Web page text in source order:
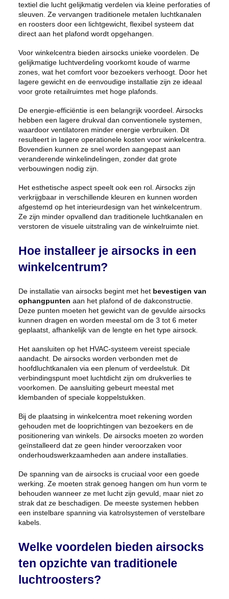
textiel die lucht gelijkmatig verdelen via kleine perforaties of
sleuven. Ze vervangen traditionele metalen luchtkanalen
en roosters door een lichtgewicht, flexibel systeem dat
direct aan het plafond wordt opgehangen.
Voor winkelcentra bieden airsocks unieke voordelen. De
gelijkmatige luchtverdeling voorkomt koude of warme
zones, wat het comfort voor bezoekers verhoogt. Door het
lagere gewicht en de eenvoudige installatie zijn ze ideaal
voor grote retailruimtes met hoge plafonds.
De energie-efficiëntie is een belangrijk voordeel. Airsocks
hebben een lagere drukval dan conventionele systemen,
waardoor ventilatoren minder energie verbruiken. Dit
resulteert in lagere operationele kosten voor winkelcentra.
Bovendien kunnen ze snel worden aangepast aan
veranderende winkelindelingen, zonder dat grote
verbouwingen nodig zijn.
Het esthetische aspect speelt ook een rol. Airsocks zijn
verkrijgbaar in verschillende kleuren en kunnen worden
afgestemd op het interieurdesign van het winkelcentrum.
Ze zijn minder opvallend dan traditionele luchtkanalen en
verstoren de visuele uitstraling van de winkelruimte niet.
Hoe installeer je airsocks in een
winkelcentrum?
De installatie van airsocks begint met het bevestigen van
ophangpunten aan het plafond of de dakconstructie.
Deze punten moeten het gewicht van de gevulde airsocks
kunnen dragen en worden meestal om de 3 tot 6 meter
geplaatst, afhankelijk van de lengte en het type airsock.
Het aansluiten op het HVAC-systeem vereist speciale
aandacht. De airsocks worden verbonden met de
hoofdluchtkanalen via een plenum of verdeelstuk. Dit
verbindingspunt moet luchtdicht zijn om drukverlies te
voorkomen. De aansluiting gebeurt meestal met
klembanden of speciale koppelstukken.
Bij de plaatsing in winkelcentra moet rekening worden
gehouden met de looprichtingen van bezoekers en de
positionering van winkels. De airsocks moeten zo worden
geïnstalleerd dat ze geen hinder veroorzaken voor
onderhoudswerkzaamheden aan andere installaties.
De spanning van de airsocks is cruciaal voor een goede
werking. Ze moeten strak genoeg hangen om hun vorm te
behouden wanneer ze met lucht zijn gevuld, maar niet zo
strak dat ze beschadigen. De meeste systemen hebben
een instelbare spanning via katrolsystemen of verstelbare
kabels.
Welke voordelen bieden airsocks
ten opzichte van traditionele
luchtroosters?